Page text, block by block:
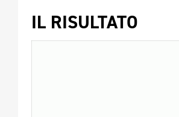
IL RISULTATO